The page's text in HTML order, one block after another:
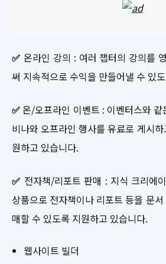
✅ 온라인 강의 : 여러 챕터의 강의를
써 지속적으로 수익을 만들어낼 수 있
✅ 온/오프라인 이벤트 : 이벤터스와
비나와 오프라인 행사를 유료로 게시
원하고 있습니다.
✅ 전자책/리포트 판매 : 지식 크리에
상품으로 전자책이나 리포트 등을 문
매할 수 있도록 지원하고 있습니다.
웹사이트 빌더